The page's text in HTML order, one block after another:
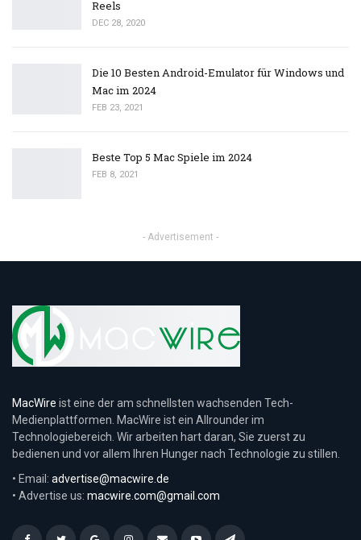
Reels
DEC 28, 2020
Die 10 Besten Android-Emulator für Windows und
Mac im 2024
FEB 23, 2021
Beste Top 5 Mac Spiele im 2024
FEB 8, 2021
- Advertisement -
MacWire ist eine der am schnellsten wachsenden Tech-
Medienplattformen. MacWire ist ein Allrounder im
Technologiebereich. Wir arbeiten hart daran, Sie zuerst zu
bedienen und vor allem Ihren Hunger nach Technologie zu stillen.
• Email: advertise@macwire.de
• Advertise us: macwire.com@gmail.com